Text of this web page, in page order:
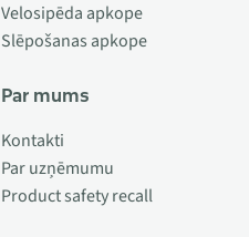
Velosipēda apkope
Slēpošanas apkope
Par mums
Kontakti
Par uzņēmumu
Product safety recall